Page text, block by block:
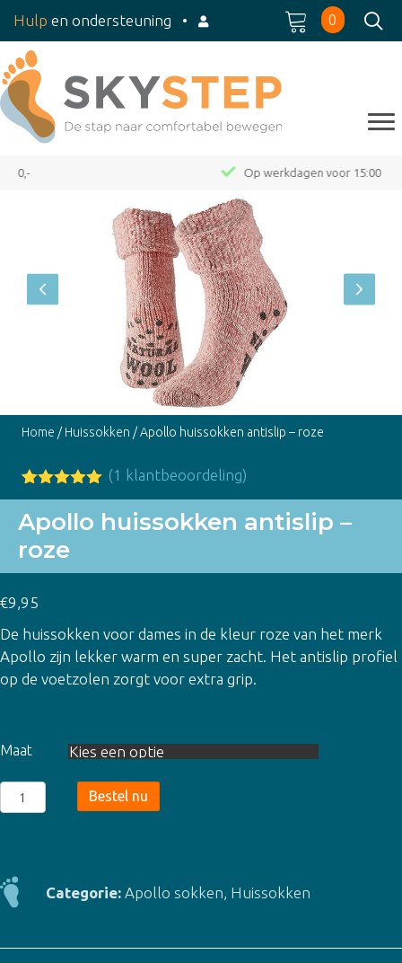
Hulp en ondersteuning • 0
Op werkdagen voor 15:00 besteld, dezelfde dag
Home / Huissokken / Apollo huissokken antislip – roze
Gewaardeer
d
op
5
gebaseerd
op
1
klant
waardering
(1 klantbeoordeling)
Apollo huissokken antislip –
roze
€9,95
De huissokken voor dames in de kleur roze van het merk
Apollo zijn lekker warm en super zacht. Het antislip profiel
op de voetzolen zorgt voor extra grip.
Maat
Apollo
huissokken
roze
aantal
Bestel nu
Categorie: Apollo sokken, Huissokken